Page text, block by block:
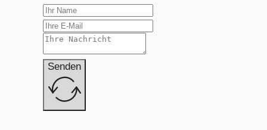
Senden